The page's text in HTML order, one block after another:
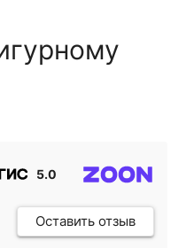
5.0
Оставить отзыв